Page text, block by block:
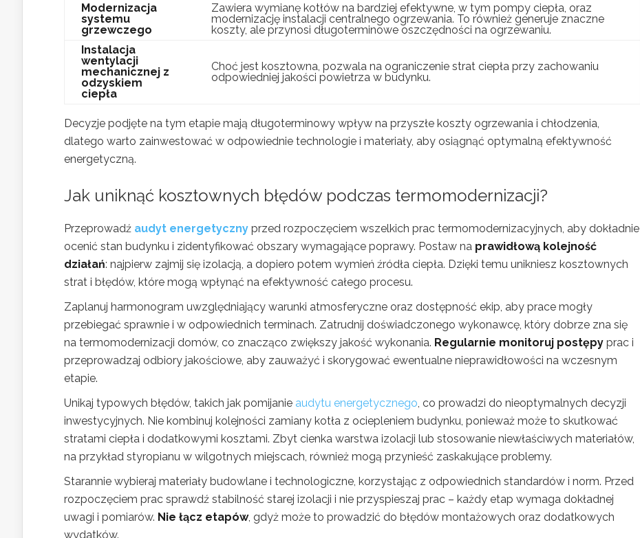
Modernizacja
systemu
grzewczego
Zawiera wymianę kotłów na bardziej efektywne, w tym pompy ciepła, oraz
modernizację instalacji centralnego ogrzewania. To również generuje znaczne
koszty, ale przynosi długoterminowe oszczędności na ogrzewaniu.
Instalacja
wentylacji
mechanicznej z
odzyskiem
ciepła
Choć jest kosztowna, pozwala na ograniczenie strat ciepła przy zachowaniu
odpowiedniej jakości powietrza w budynku.
Decyzje podjęte na tym etapie mają długoterminowy wpływ na przyszłe koszty ogrzewania i chłodzenia,
dlatego warto zainwestować w odpowiednie technologie i materiały, aby osiągnąć optymalną efektywność
energetyczną.
Jak uniknąć kosztownych błędów podczas termomodernizacji?
Przeprowadź audyt energetyczny przed rozpoczęciem wszelkich prac termomodernizacyjnych, aby dokładnie
ocenić stan budynku i zidentyfikować obszary wymagające poprawy. Postaw na prawidłową kolejność
działań: najpierw zajmij się izolacją, a dopiero potem wymień źródła ciepła. Dzięki temu unikniesz kosztownych
strat i błędów, które mogą wpłynąć na efektywność całego procesu.
Zaplanuj harmonogram uwzględniający warunki atmosferyczne oraz dostępność ekip, aby prace mogły
przebiegać sprawnie i w odpowiednich terminach. Zatrudnij doświadczonego wykonawcę, który dobrze zna się
na termomodernizacji domów, co znacząco zwiększy jakość wykonania. Regularnie monitoruj postępy prac i
przeprowadzaj odbiory jakościowe, aby zauważyć i skorygować ewentualne nieprawidłowości na wczesnym
etapie.
Unikaj typowych błędów, takich jak pomijanie audytu energetycznego , co prowadzi do nieoptymalnych decyzji
inwestycyjnych. Nie kombinuj kolejności zamiany kotła z ociepleniem budynku, ponieważ może to skutkować
stratami ciepła i dodatkowymi kosztami. Zbyt cienka warstwa izolacji lub stosowanie niewłaściwych materiałów,
na przykład styropianu w wilgotnych miejscach, również mogą przynieść zaskakujące problemy.
Starannie wybieraj materiały budowlane i technologiczne, korzystając z odpowiednich standardów i norm. Przed
rozpoczęciem prac sprawdź stabilność starej izolacji i nie przyspieszaj prac – każdy etap wymaga dokładnej
uwagi i pomiarów. Nie łącz etapów, gdyż może to prowadzić do błędów montażowych oraz dodatkowych
wydatków.